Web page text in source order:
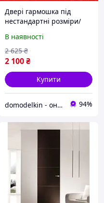
Двері гармошка під
нестандартні розміри/
гармошка. Двері
гармошка ПВХ.
В наявності
2 100₴
2 625 ₴
Купити
domodelkin - онлайн маркет товарів для дому 94%